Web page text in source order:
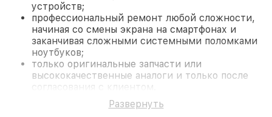
устройств;
профессиональный ремонт любой сложности,
начиная со смены экрана на смартфонах и
заканчивая сложными системными поломками
ноутбуков;
только оригинальные запчасти или
высококачественные аналоги и только после
согласования с клиентом.
На все работы и замененные комплектующие
предоставляется длительная гарантия. В случае
Развернуть